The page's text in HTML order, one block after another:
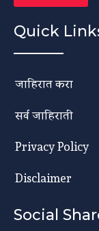
Quick
जाहिरात करा
सर्व जाहिराती
Privacy Policy
Disclaimer
Social